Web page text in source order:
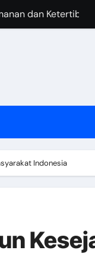
dan Ketertiban
Tugasnya
Ketertiban di
Melaksanakan
Indonesia